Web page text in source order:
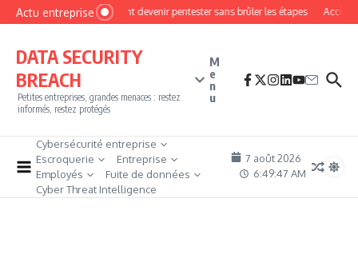
Aller au contenu
Actu entrepriseComment devenir pentester sans brûler les étapes Accès
DATA SECURITY
BREACH
Petites entreprises, grandes menaces : restez
informés, restez protégés
M
e
n
u
Cybersécurité entreprise
Escroquerie
Entreprise
Employés
Fuite de données
Cyber Threat Intelligence
7 août 2026
6:49:48 AM